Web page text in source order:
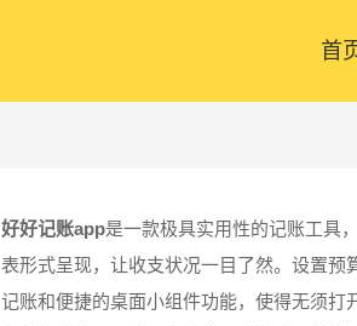
首
好好记账app是一款极具实用性的记账工具
表形式呈现，让收支状况一目了然。设置
记账和便捷的桌面小组件功能，使得无须